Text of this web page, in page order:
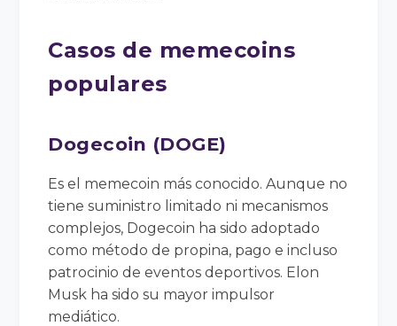
Casos de memecoins
populares
Dogecoin (DOGE)
Es el memecoin más conocido. Aunque no
tiene suministro limitado ni mecanismos
complejos, Dogecoin ha sido adoptado
como método de propina, pago e incluso
patrocinio de eventos deportivos. Elon
Musk ha sido su mayor impulsor
mediático.